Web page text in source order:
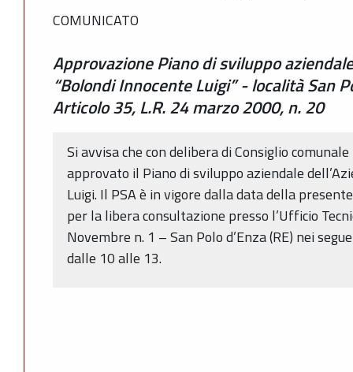
COMUNICATO
Approvazione Piano di sviluppo
“Bolondi Innocente Luigi” - località San
Articolo 35, L.R. 24 marzo 2000, n. 20
Si avvisa che con delibera di Consiglio
approvato il Piano di sviluppo aziendale
Luigi. Il PSA è in vigore dalla data della
per la libera consultazione presso l’Ufficio
Novembre n. 1 – San Polo d’Enza (RE) nei
dalle 10 alle 13.